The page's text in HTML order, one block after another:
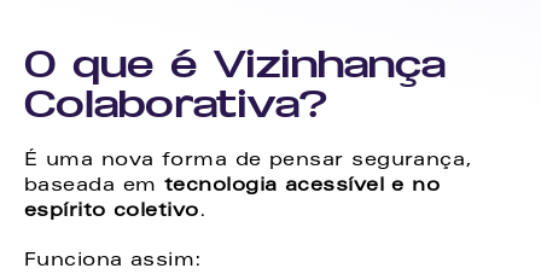
O que é Vizinhança
Colaborativa?
É uma nova forma de pensar segurança,
baseada em tecnologia acessível e no
espírito coletivo .
Funciona assim: